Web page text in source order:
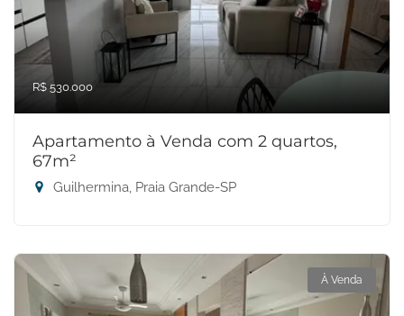
R$ 530.000
Apartamento à Venda com 2 quartos,
67m²
Guilhermina, Praia Grande-SP
À Venda